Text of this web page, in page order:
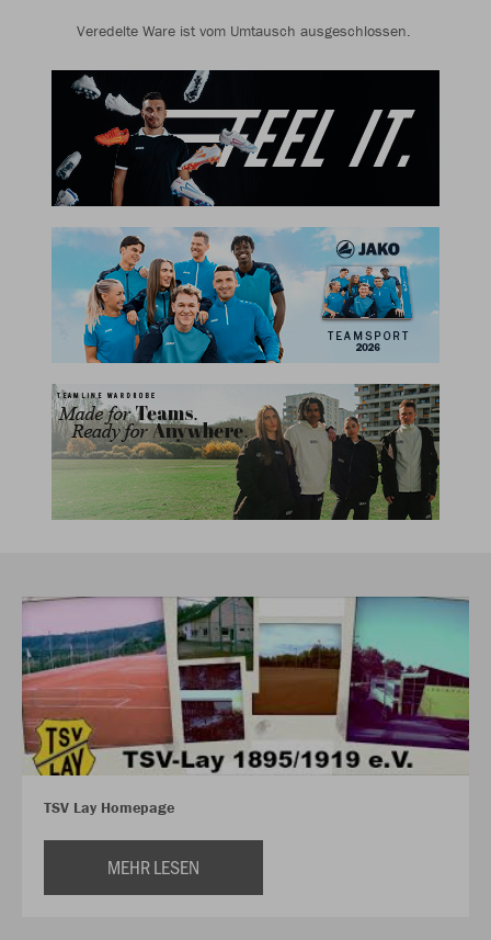
Veredelte Ware ist vom Umtausch ausgeschlossen.
TSV Lay Homepage
MEHR LESEN